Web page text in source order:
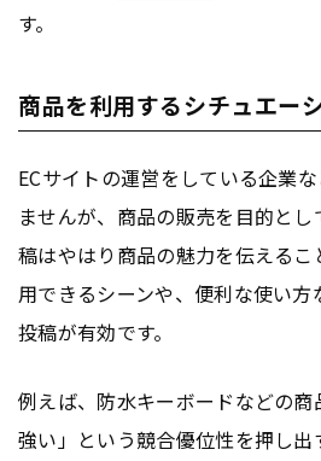
す。
商品を利用するシチュエー
ECサイトの運営をしている企業
ませんが、商品の販売を目的と
稿はやはり商品の魅力を伝えるこ
用できるシーンや、便利な使い
投稿が有効です。
例えば、防水キーボードなどの
強い」という競合優位性を押し